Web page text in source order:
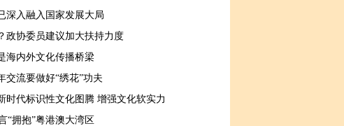
深入融入国家发展大局
政协委员建议加大扶持力度
海内外文化传播桥梁
交流要做好“绣花”功夫
时代标识性文化图腾 增强文化软实力
“拥抱”粤港澳大湾区